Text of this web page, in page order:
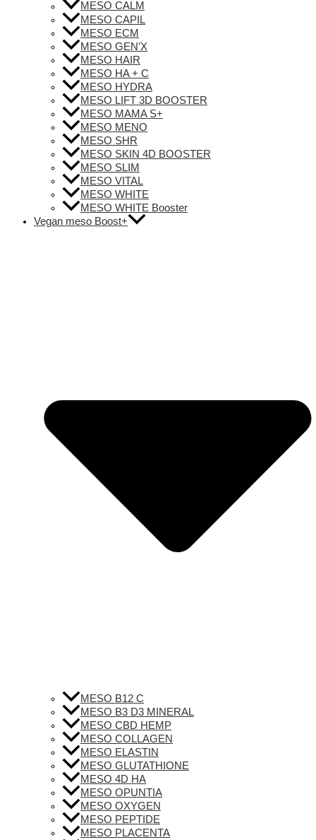
MESO CALM
MESO CAPIL
MESO ECM
MESO GEN’X
MESO HAIR
MESO HA + C
MESO HYDRA
MESO LIFT 3D BOOSTER
MESO MAMA S+
MESO MENO
MESO SHR
MESO SKIN 4D BOOSTER
MESO SLIM
MESO VITAL
MESO WHITE
MESO WHITE Booster
Vegan meso Boost+
MESO B12 C
MESO B3 D3 MINERAL
MESO CBD HEMP
MESO COLLAGEN
MESO ELASTIN
MESO GLUTATHIONE
MESO 4D HA
MESO OPUNTIA
MESO OXYGEN
MESO PEPTIDE
MESO PLACENTA